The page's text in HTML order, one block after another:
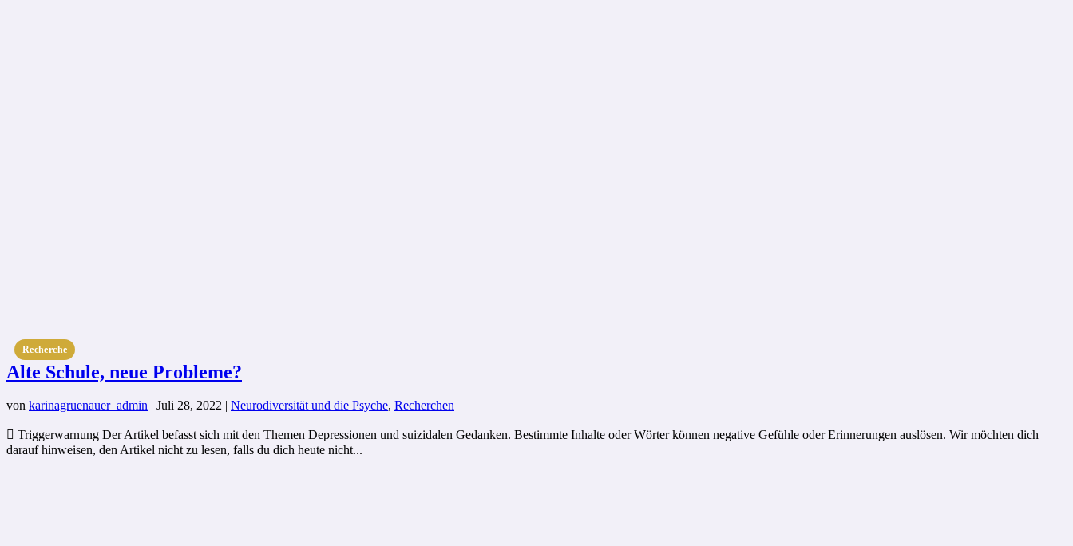
Recherche
Alte Schule, neue Probleme?
von karinagruenauer_admin | Juli 28, 2022 | Neurodiversität und die Psyche, Recherchen
 Triggerwarnung Der Artikel befasst sich mit den Themen Depressionen und suizidalen Gedanken. Bestimmte Inhalte oder Wörter können negative Gefühle oder Erinnerungen auslösen. Wir möchten dich
darauf hinweisen, den Artikel nicht zu lesen, falls du dich heute nicht...